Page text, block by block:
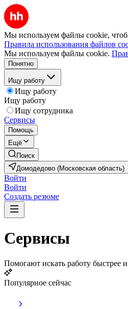
Мы используем файлы cookie,
Правила использования файлов
Мы используем файлы cookie.
Понятно
Ищу работу
Ищу работу
Ищу работу
Ищу сотрудника
Сервисы
Помощь
Ещё
Поиск
Домодедово (Московская область)
Войти
Войти
Создать резюме
Сервисы
Помогают искать работу быстрее
Популярное сейчас